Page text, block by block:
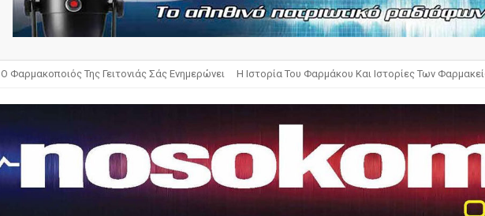
Ο Φαρμακοποιός Της Γειτονιάς Σάς Ενημερώνει Η Ιστορία Του Φαρμάκου Και Ιστορίες Των